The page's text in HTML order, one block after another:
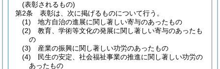
(表彰されるもの)
第2条
表彰は、次に掲げるものについて行う。
(1)
地方自治の進展に関し著しい寄与のあったもの
(2)
教育、学術等文化の発展に関し著しい寄与のあったも
の
(3)
産業の振興に関し著しい功労のあったもの
(4)
民生の安定、社会福祉事業の推進に関し著しい功労の
あったもの